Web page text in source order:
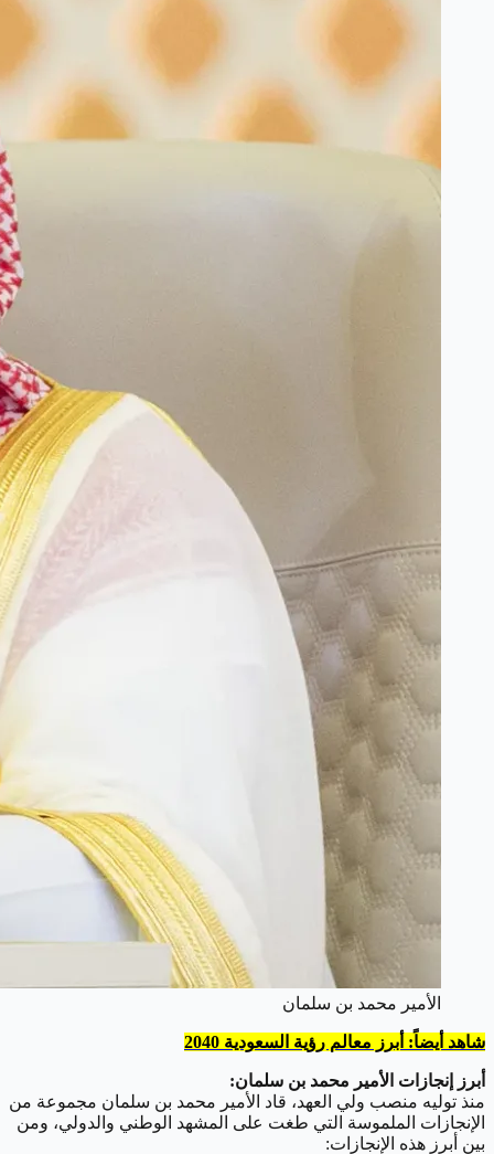
الأمير محمد بن سلمان
شاهد أيضاً: أبرز معالم رؤية السعودية 2040
أبرز إنجازات الأمير محمد بن سلمان:
منذ توليه منصب ولي العهد، قاد الأمير محمد بن سلمان مجموعة من
الإنجازات الملموسة التي طغت على المشهد الوطني والدولي، ومن
بين أبرز هذه الإنجازات: